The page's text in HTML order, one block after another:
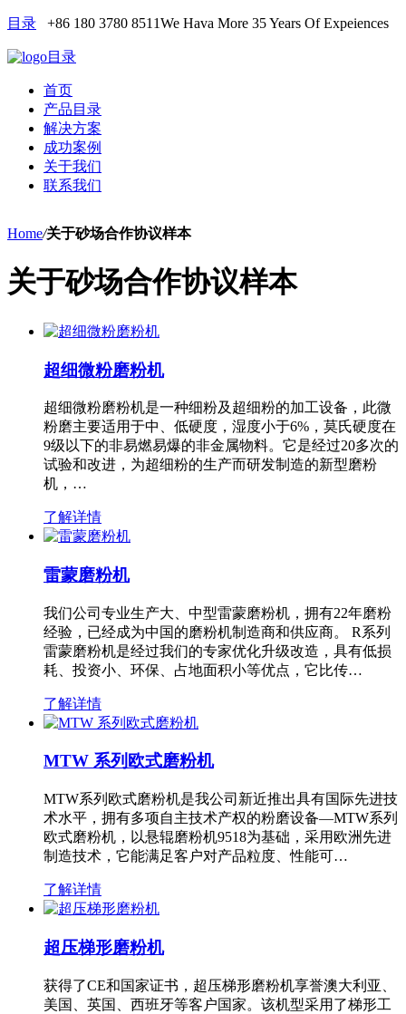
目录 +86 180 3780 8511We Hava More 35 Years Of Expeiences
目录
首页
产品目录
解决方案
成功案例
关于我们
联系我们
Home/关于砂场合作协议样本
关于砂场合作协议样本
超细微粉磨粉机
超细微粉磨粉机是一种细粉及超细粉的加工设备，此微
粉磨主要适用于中、低硬度，湿度小于6%，莫氏硬度在
9级以下的非易燃易爆的非金属物料。它是经过20多次的
试验和改进，为超细粉的生产而研发制造的新型磨粉
机，…
了解详情
雷蒙磨粉机
我们公司专业生产大、中型雷蒙磨粉机，拥有22年磨粉
经验，已经成为中国的磨粉机制造商和供应商。 R系列
雷蒙磨粉机是经过我们的专家优化升级改造，具有低损
耗、投资小、环保、占地面积小等优点，它比传…
了解详情
MTW 系列欧式磨粉机
MTW系列欧式磨粉机是我公司新近推出具有国际先进技
术水平，拥有多项自主技术产权的粉磨设备—MTW系列
欧式磨粉机，以悬辊磨粉机9518为基础，采用欧洲先进
制造技术，它能满足客户对产品粒度、性能可…
了解详情
超压梯形磨粉机
获得了CE和国家证书，超压梯形磨粉机享誉澳大利亚、
美国、英国、西班牙等客户国家。该机型采用了梯形工